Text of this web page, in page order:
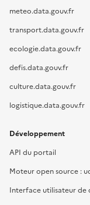
meteo.data.gouv.fr
transport.data.gouv.fr
ecologie.data.gouv.fr
defis.data.gouv.fr
culture.data.gouv.fr
logistique.data.gouv.fr
Développement
API du portail
Moteur open source :
Interface utilisateur de